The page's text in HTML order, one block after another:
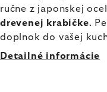
ručne z japonskej
drevenej krabičke.
doplnok do vašej
Detailné informácie